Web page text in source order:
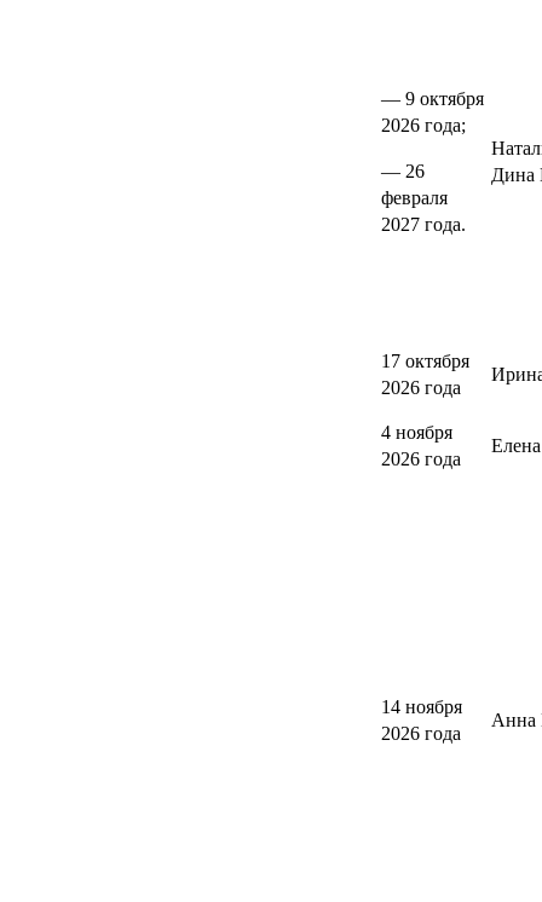
— 9 октября
2026 года;
— 26
февраля
2027 года.
Дина
17 октября
2026 года
4 ноября
2026 года
14 ноября
2026 года
Анна